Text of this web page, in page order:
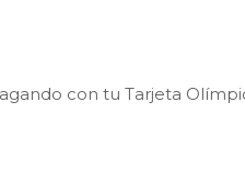
con tu Tarjeta